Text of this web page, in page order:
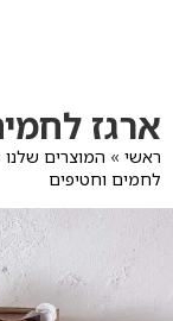
לתפריט
הקטגוריות
לפרטי
המוצר
ארגז
ראשי » המוצרים שלנו
לחמים וחטיפים